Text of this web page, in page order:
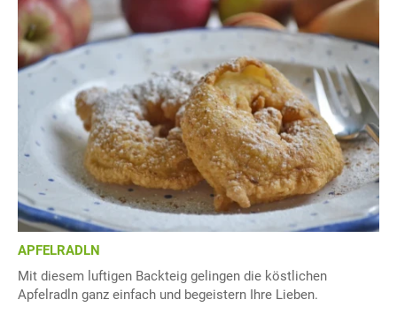
APFELRADLN
Mit diesem luftigen Backteig gelingen die köstlichen
Apfelradln ganz einfach und begeistern Ihre Lieben.